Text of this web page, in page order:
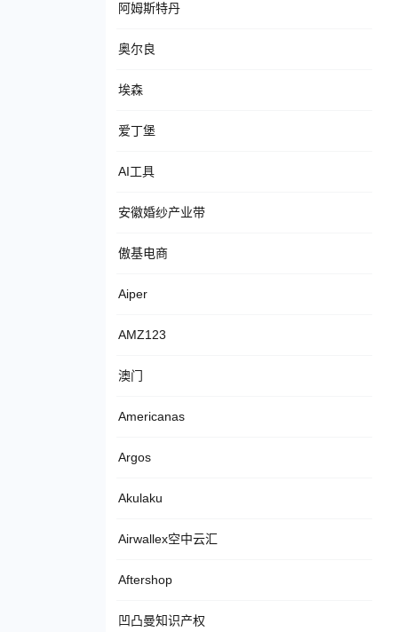
阿姆斯特丹
奥尔良
埃森
爱丁堡
AI工具
安徽婚纱产业带
傲基电商
Aiper
AMZ123
澳门
Americanas
Argos
Akulaku
Airwallex空中云汇
Aftershop
凹凸曼知识产权